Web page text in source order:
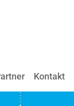
Kontakt